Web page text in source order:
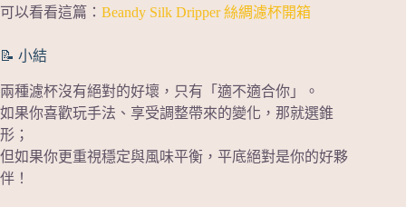
可以看看這篇： Beandy Silk Dripper 絲綢濾杯開箱
📝 小結
兩種濾杯沒有絕對的好壞，只有「適不適合你」。
如果你喜歡玩手法、享受調整帶來的變化，那就選錐
形；
但如果你更重視穩定與風味平衡，平底絕對是你的好夥
伴！